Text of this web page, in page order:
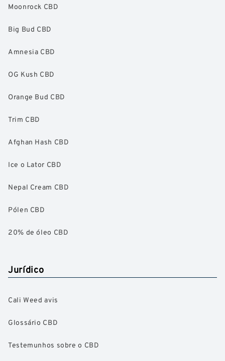
Moonrock CBD
Big Bud CBD
Amnesia CBD
OG Kush CBD
Orange Bud CBD
Trim CBD
Afghan Hash CBD
Ice o Lator CBD
Nepal Cream CBD
Pólen CBD
20% de óleo CBD
Jurídico
Cali Weed avis
Glossário CBD
Testemunhos sobre o CBD